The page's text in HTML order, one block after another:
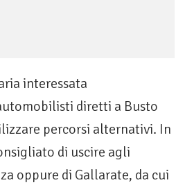
interessata
diretti a Busto
percorsi alternativi. In
di uscire agli
oppure di Gallarate, da cui